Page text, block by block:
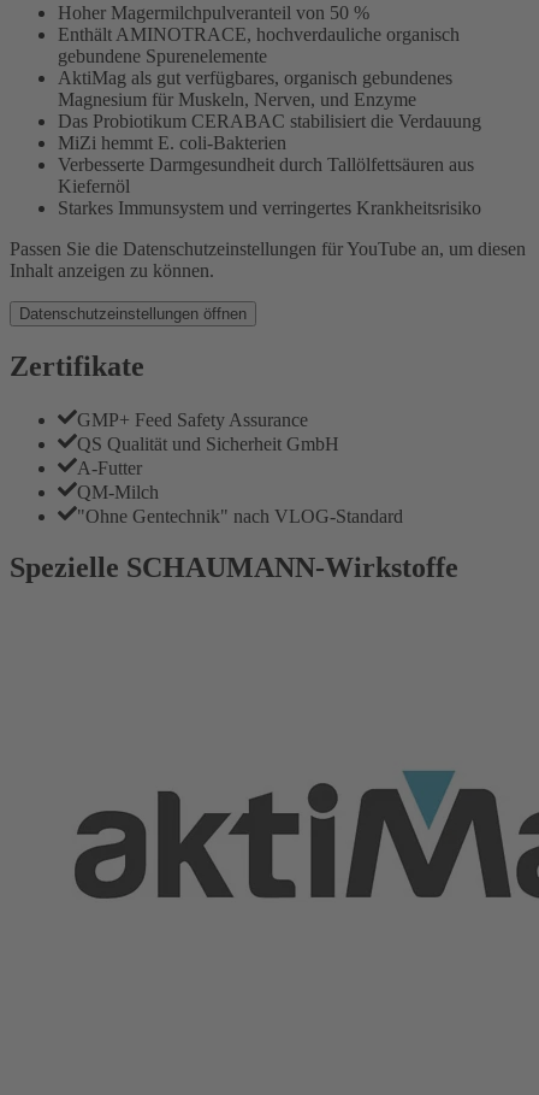
Hoher Magermilchpulveranteil von 50 %
Enthält AMINOTRACE, hochverdauliche organisch
gebundene Spurenelemente
AktiMag als gut verfügbares, organisch gebundenes
Magnesium für Muskeln, Nerven, und Enzyme
Das Probiotikum CERABAC stabilisiert die Verdauung
MiZi hemmt E. coli-Bakterien
Verbesserte Darmgesundheit durch Tallölfettsäuren aus
Kiefernöl
Starkes Immunsystem und verringertes Krankheitsrisiko
Passen Sie die Datenschutzeinstellungen für YouTube an, um diesen
Inhalt anzeigen zu können.
Datenschutzeinstellungen öffnen
Zertifikate
GMP+ Feed Safety Assurance
QS Qualität und Sicherheit GmbH
A-Futter
QM-Milch
"Ohne Gentechnik" nach VLOG-Standard
Spezielle SCHAUMANN-Wirkstoffe